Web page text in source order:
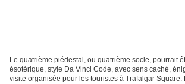
Le quatrième piédestal, ou quatrième socle, pourrait
ésotérique, style Da Vinci Code, avec sens caché,
visite organisée pour les touristes à Trafalgar Square.